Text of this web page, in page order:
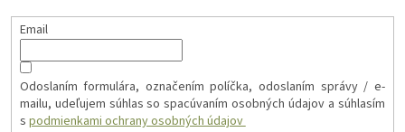
Email
Odoslaním formulára, označením políčka, odoslaním správy / e-
mailu, udeľujem súhlas so spacúvaním osobných údajov a súhlasím
s podmienkami ochrany osobných údajov